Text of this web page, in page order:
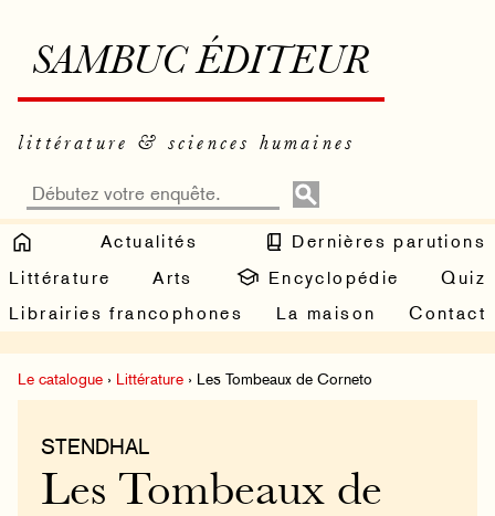
SAMBUC ÉDITEUR
littérature & sciences humaines
Actualités
Dernières parutions
Littérature
Arts Encyclopédie
Quiz
Librairies francophones
La maison Contact
Le catalogue › Littérature › Les Tombeaux de Corneto
STENDHAL
Les Tombeaux de